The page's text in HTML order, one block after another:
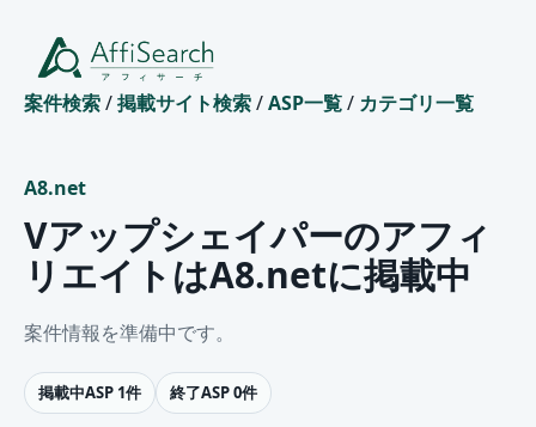
案件検索/掲載サイト検索/ASP一覧/ カテゴリ一覧
A8.net
Vアップシェイパーのアフィ
リエイトはA8.netに掲載中
案件情報を準備中です。
掲載中ASP 1件 終了ASP 0件